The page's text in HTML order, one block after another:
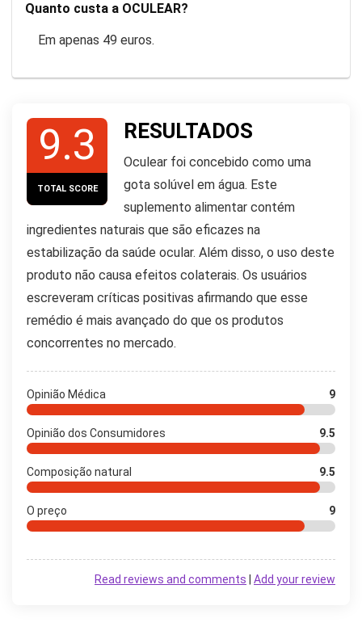
Quanto custa a OCULEAR?
Em apenas 49 euros.
9.3
TOTAL SCORE
RESULTADOS
Oculear foi concebido como uma
gota solúvel em água. Este
suplemento alimentar contém
ingredientes naturais que são eficazes na
estabilização da saúde ocular. Além disso, o uso deste
produto não causa efeitos colaterais. Os usuários
escreveram críticas positivas afirmando que esse
remédio é mais avançado do que os produtos
concorrentes no mercado.
Opinião Médica 9
Opinião dos Consumidores 9.5
Composição natural 9.5
O preço 9
Add your review
Read reviews and comments